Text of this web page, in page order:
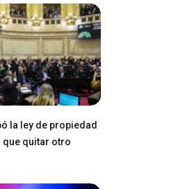
la ley de propiedad
que quitar otro